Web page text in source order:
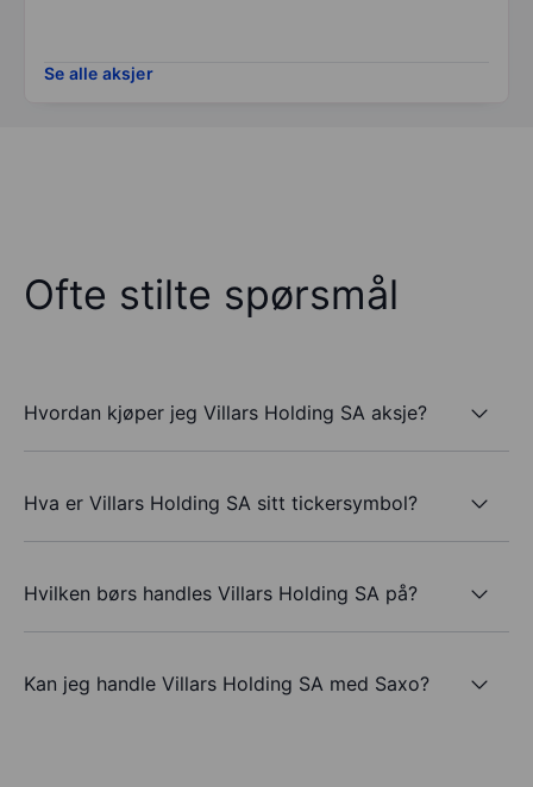
Se alle aksjer
Ofte stilte spørsmål
Hvordan kjøper jeg Villars Holding SA aksje?
Hva er Villars Holding SA sitt tickersymbol?
Hvilken børs handles Villars Holding SA på?
Kan jeg handle Villars Holding SA med Saxo?